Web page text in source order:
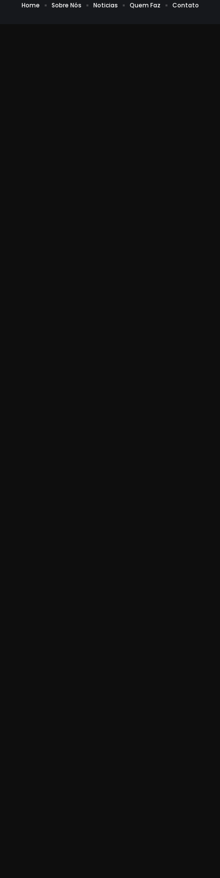
Home Sobre Nós Noticias Quem Faz Contato